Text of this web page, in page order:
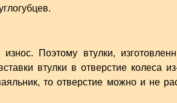
Поэтому втулки,
втулки в отверстие колеса
то отверстие можно и не